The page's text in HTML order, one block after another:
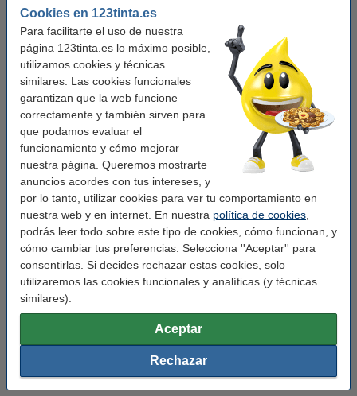
Cookies en 123tinta.es
Para facilitarte el uso de nuestra
página 123tinta.es lo máximo posible,
utilizamos cookies y técnicas
similares. Las cookies funcionales
garantizan que la web funcione
correctamente y también sirven para
que podamos evaluar el
funcionamiento y cómo mejorar
nuestra página. Queremos mostrarte
anuncios acordes con tus intereses, y
por lo tanto, utilizar cookies para ver tu comportamiento en
nuestra web y en internet. En nuestra política de cookies
podrás leer todo sobre este tipo de cookies, cómo funcionan, y
cómo cambiar tus preferencias. Selecciona ''Aceptar'' para
consentirlas. Si decides rechazar estas cookies, solo
utilizaremos las cookies funcionales y analíticas (y técnicas
similares).
Aceptar
Rechazar
Características
Marca: 123tinta
Uso: etiquetas para gafetes con nombre
Adhesivo
Medidas: 54 x 101 mm (AnxL)
Acabado: mate
Material: papel
Color: rojo
Núm fábrica: S0722430
Te recomendamos que utilices estas etiquetas en lugar de las